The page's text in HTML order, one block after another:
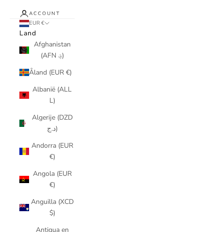
ACCOUNT
EUR €
Land
Afghanistan
(AFN ؋)
Åland (EUR €)
Albanië (ALL
L)
Algerije (DZD
د.ج)
Andorra (EUR
€)
Angola (EUR
€)
Anguilla (XCD
$)
Antigua en